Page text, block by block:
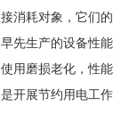
消耗对象，它们的
先生产的设备性能
用磨损老化，性能
开展节约用电工作